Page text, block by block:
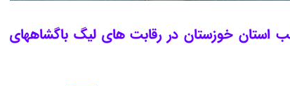
استان خوزستان در رقابت های لیگ باگشاههای